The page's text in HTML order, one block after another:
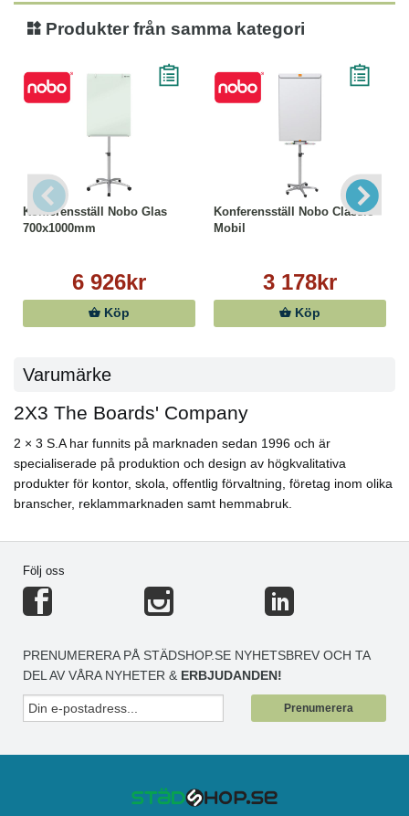
Produkter från samma kategori
Konferensställ Nobo Glas
700x1000mm
6 926kr
Köp
Konferensställ Nobo Classic
Mobil
3 178kr
Köp
Varumärke
2X3 The Boards' Company
2 × 3 S.A har funnits på marknaden sedan 1996 och är
specialiserade på produktion och design av högkvalitativa
produkter för kontor, skola, offentlig förvaltning, företag inom olika
branscher, reklammarknaden samt hemmabruk.
Följ oss
PRENUMERERA PÅ STÄDSHOP.SE NYHETSBREV OCH TA
DEL AV VÅRA NYHETER & ERBJUDANDEN!
Prenumerera